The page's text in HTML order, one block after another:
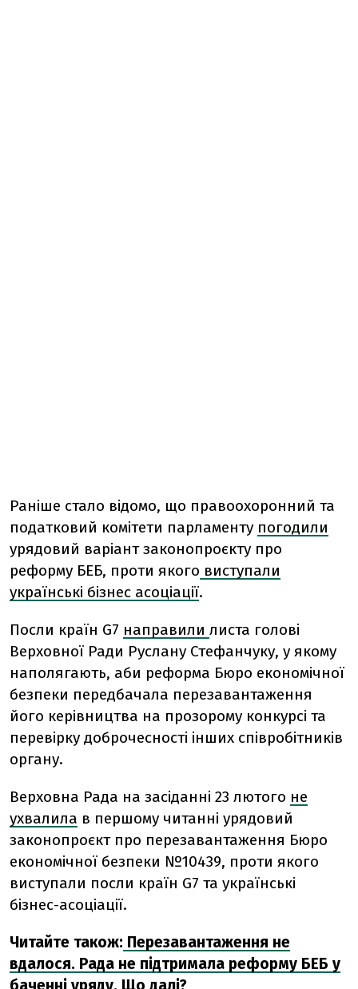
Раніше стало відомо, що правоохоронний та
податковий комітети парламенту погодили
урядовий варіант законопроєкту про
реформу БЕБ, проти якого виступали
українські бізнес асоціації.
Посли країн G7 направили листа голові
Верховної Ради Руслану Стефанчуку, у якому
наполягають, аби реформа Бюро економічної
безпеки передбачала перезавантаження
його керівництва на прозорому конкурсі та
перевірку доброчесності інших співробітників
органу.
Верховна Рада на засіданні 23 лютого не
ухвалила в першому читанні урядовий
законопроєкт про перезавантаження Бюро
економічної безпеки №10439, проти якого
виступали посли країн G7 та українські
бізнес-асоціації.
Читайте також: Перезавантаження не
вдалося. Рада не підтримала реформу БЕБ у